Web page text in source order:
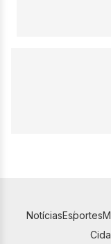
NotíciasEsportes